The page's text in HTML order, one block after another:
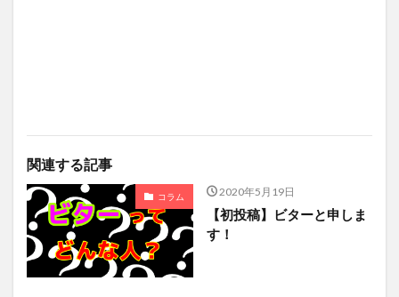
関連する記事
コラム 2020年5月19日
【初投稿】ビターと申しま
す！